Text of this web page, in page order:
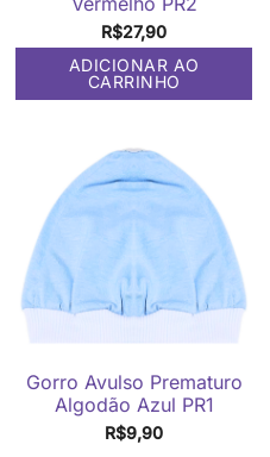
R$27,90
ADICIONAR AO
CARRINHO
Gorro Avulso Prematuro
Algodão Azul PR1
R$9,90